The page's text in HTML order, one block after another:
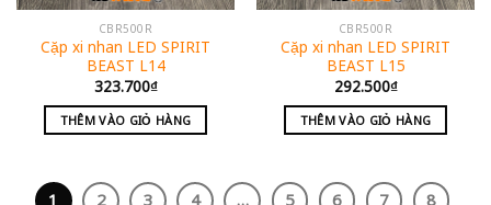
CBR500R
Cặp xi nhan LED SPIRIT
BEAST L14
323.700₫
THÊM VÀO GIỎ HÀNG
CBR500R
Cặp xi nhan LED SPIRIT
BEAST L15
292.500₫
THÊM VÀO GIỎ HÀNG
1 2 3 4 … 5 6 7 8